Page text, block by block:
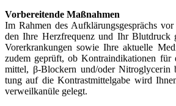
Vor­be­rei­ten­de Maß­nah­men
Im Rah­men des Auf­klä­rungs­ge­sprächs
den Ihre Herz­fre­quenz und Ihr Blut­druck
Vor­er­kran­kun­gen sowie Ihre aktu­el­le
zudem geprüft, ob Kon­tra­in­di­ka­tio­nen
mit­tel, β‑Blockern und/oder Nitro­gly­ce­rin
tung auf die Kon­trast­mit­tel­ga­be wird
ver­weil­ka­nü­le gelegt.